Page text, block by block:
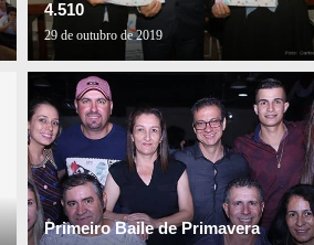
4.510
29 de outubro de 2019
Primeiro Baile de Primavera